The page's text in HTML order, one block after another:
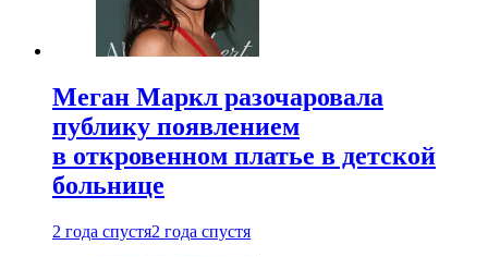
Меган Маркл разочаровала
публику появлением
в откровенном платье в детской
больнице
2 года спустя2 года спустя